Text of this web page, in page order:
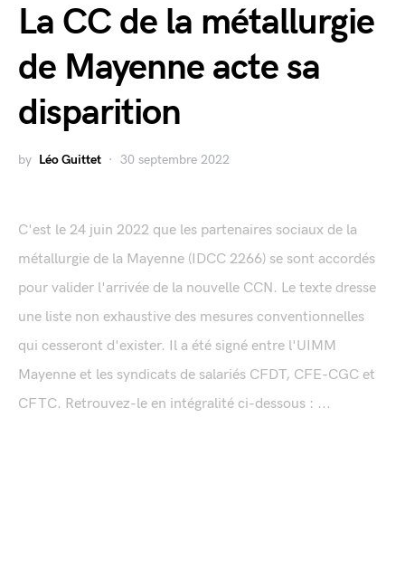
La CC de la métallurgie
de Mayenne acte sa
disparition
by Léo Guittet 30 septembre 2022
C'est le 24 juin 2022 que les partenaires sociaux de la
métallurgie de la Mayenne (IDCC 2266) se sont accordés
pour valider l'arrivée de la nouvelle CCN. Le texte dresse
une liste non exhaustive des mesures conventionnelles
qui cesseront d'exister. Il a été signé entre l'UIMM
Mayenne et les syndicats de salariés CFDT, CFE-CGC et
CFTC. Retrouvez-le en intégralité ci-dessous : ...